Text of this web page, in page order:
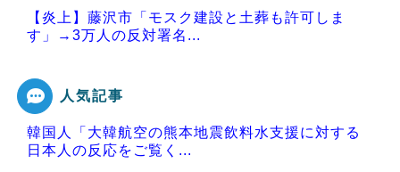
【炎上】藤沢市「モスク建設と土葬も許可しま
す」→3万人の反対署名...
Powered by livedoor 相互RSS
人気記事
韓国人「大韓航空の熊本地震飲料水支援に対する
日本人の反応をご覧く...